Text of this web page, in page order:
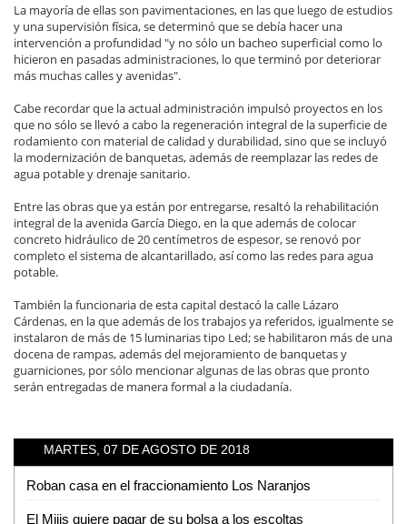
La mayoría de ellas son pavimentaciones, en las que luego de estudios
y una supervisión física, se determinó que se debía hacer una
intervención a profundidad "y no sólo un bacheo superficial como lo
hicieron en pasadas administraciones, lo que terminó por deteriorar
más muchas calles y avenidas".
Cabe recordar que la actual administración impulsó proyectos en los
que no sólo se llevó a cabo la regeneración integral de la superficie de
rodamiento con material de calidad y durabilidad, sino que se incluyó
la modernización de banquetas, además de reemplazar las redes de
agua potable y drenaje sanitario.
Entre las obras que ya están por entregarse, resaltó la rehabilitación
integral de la avenida García Diego, en la que además de colocar
concreto hidráulico de 20 centímetros de espesor, se renovó por
completo el sistema de alcantarillado, así como las redes para agua
potable.
También la funcionaria de esta capital destacó la calle Lázaro
Cárdenas, en la que además de los trabajos ya referidos, igualmente se
instalaron de más de 15 luminarias tipo Led; se habilitaron más de una
docena de rampas, además del mejoramiento de banquetas y
guarniciones, por sólo mencionar algunas de las obras que pronto
serán entregadas de manera formal a la ciudadanía.
MARTES, 07 DE AGOSTO DE 2018
Roban casa en el fraccionamiento Los Naranjos
El Mijis quiere pagar de su bolsa a los escoltas